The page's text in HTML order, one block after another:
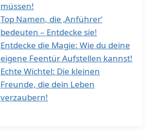
müssen!
Top Namen, die ‚Anführer‘
bedeuten – Entdecke sie!
Entdecke die Magie: Wie du deine
eigene Feentür Aufstellen kannst!
Echte Wichtel: Die kleinen
Freunde, die dein Leben
verzaubern!